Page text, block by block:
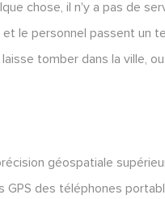
chose, il n'y a pas de
le personnel passent un
tomber dans la ville,
géospatiale
GPS des téléphones